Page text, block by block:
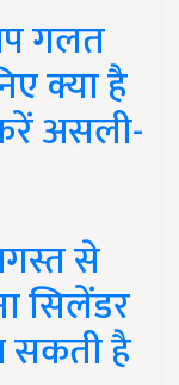
गलत
क्या है
असली-
से
सिलेंडर
सकती है